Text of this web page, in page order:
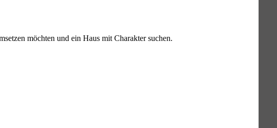
möchten und ein Haus mit Charakter suchen.